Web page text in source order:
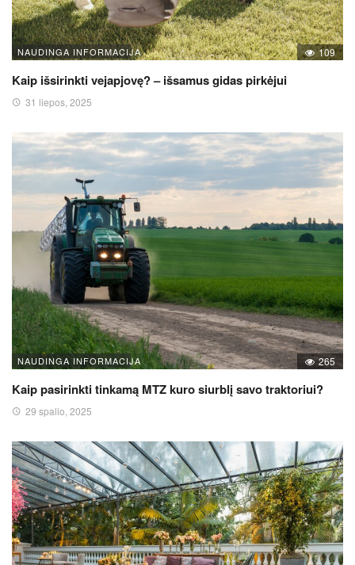
NAUDINGA INFORMACIJA 109
Kaip išsirinkti vejapjovę? – išsamus gidas pirkėjui
31 liepos, 2025
NAUDINGA INFORMACIJA 265
Kaip pasirinkti tinkamą MTZ kuro siurblį savo traktoriui?
29 spalio, 2025